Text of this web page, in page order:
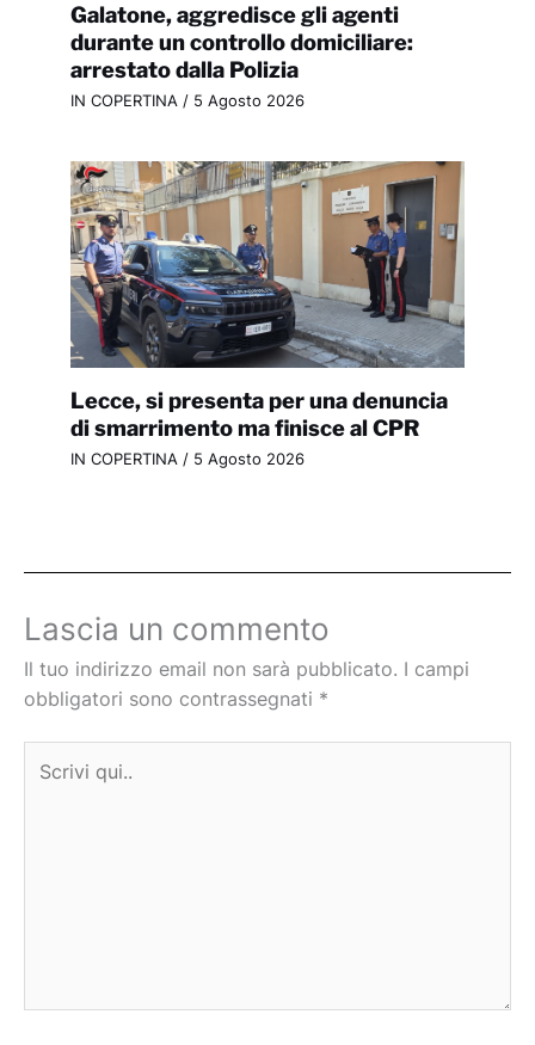
Galatone, aggredisce gli agenti
durante un controllo domiciliare:
arrestato dalla Polizia
IN COPERTINA/ 5 Agosto 2026
Lecce, si presenta per una denuncia
di smarrimento ma finisce al CPR
IN COPERTINA/ 5 Agosto 2026
Lascia un commento
Il tuo indirizzo email non sarà pubblicato. I campi
obbligatori sono contrassegnati *
qui..